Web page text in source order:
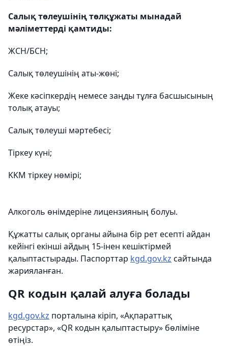
Салық төлеушінің төлқұжаты мынадай
мәліметтерді қамтиды:
ЖСН/БСН;
Салық төлеушінің аты-жөні;
Жеке кәсіпкердің немесе заңды тұлға басшысының
толық атауы;
Салық төлеуші ​​мәртебесі;
Тіркеу күні;
KKM тіркеу нөмірі;
Алкоголь өнімдеріне лицензияның болуы.
Құжатты салық органы айына бір рет есепті айдан
кейінгі екінші айдың 15-інен кешіктірмей
қалыптастырады. Паспорттар kgd.gov.kz сайтында
жарияланған.
QR кодын қалай алуға болады
kgd.gov.kz порталына кіріп, «Ақпараттық
ресурстар», «QR кодын қалыптастыру» бөліміне
өтіңіз.